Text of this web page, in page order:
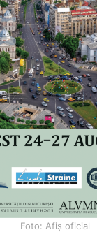
Foto: Afiș oficial